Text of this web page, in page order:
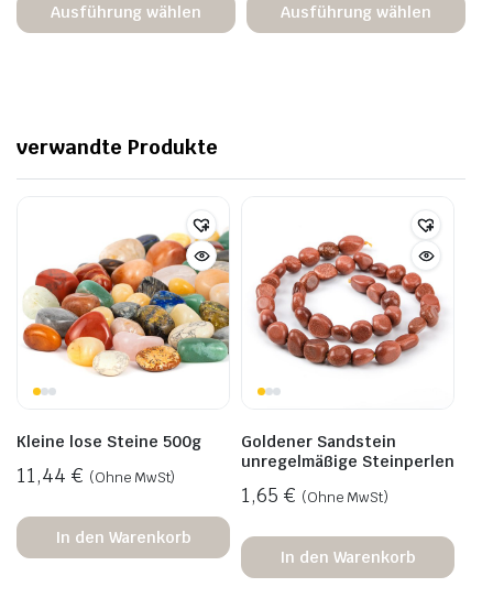
Ausführung wählen Ausführung wählen
verwandte Produkte
Kleine lose Steine 500g
11,44 € (Ohne MwSt)
In den Warenkorb
Goldener Sandstein
unregelmäßige Steinperlen
1,65 € (Ohne MwSt)
In den Warenkorb